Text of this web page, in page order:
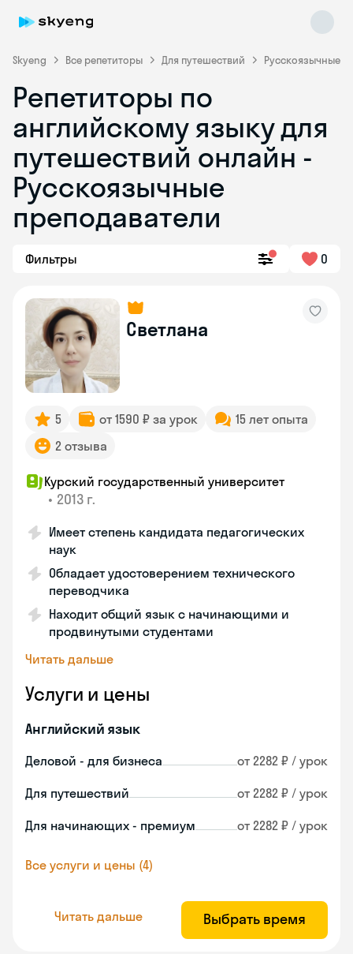
Skyeng Все репетиторы Для путешествий Русскоязычные
Репетиторы по
английскому языку для
путешествий онлайн -
Русскоязычные
преподаватели
Фильтры 0
Светлана
5 от 1590 ₽ за урок
15 лет опыта
2 отзыва
Курский государственный университет
• 2013 г.
Имеет степень кандидата педагогических
наук
Обладает удостоверением технического
переводчика
Находит общий язык с начинающими и
продвинутыми студентами
Читать дальше
Услуги и цены
Английский язык
Деловой - для бизнеса от 2282 ₽ / урок
Для путешествий от 2282 ₽ / урок
Для начинающих - премиум от 2282 ₽ / урок
Все услуги и цены (4)
Читать дальше Выбрать время
online